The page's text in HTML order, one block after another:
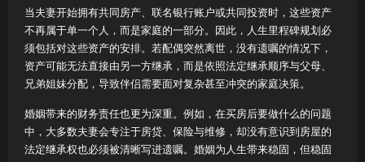
当夫妻开始拥有共同房产、联名银行账户或共同投资时，这些资产
不再属于单一个人，而是家庭的一部分。因此，人生里程碑规划必
须包括对这些资产的安排。若配偶突然离世，没有遗嘱的情况下，
资产可能无法直接由另一方继承，而是依照法定继承顺序与父母、
兄弟姐妹分配，导致伴侣需要面对复杂甚至冲突的家庭决策。
婚姻带来的财务责任也更为深重。例如，在买房后要做什么的问题
中，大多数夫妻会专注于房贷、保险与维修，却没有意识到房屋的
法定继承权也必须被清晰写进遗嘱。婚姻为人生带来稳固，但稳固